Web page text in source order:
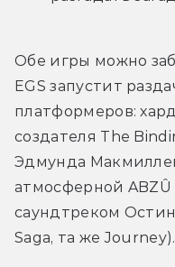
Обе игры можно
EGS запустит
платформеров:
создателя The
Эдмунда
атмосферной ABZÛ
саундтреком
Saga, та же Journey).